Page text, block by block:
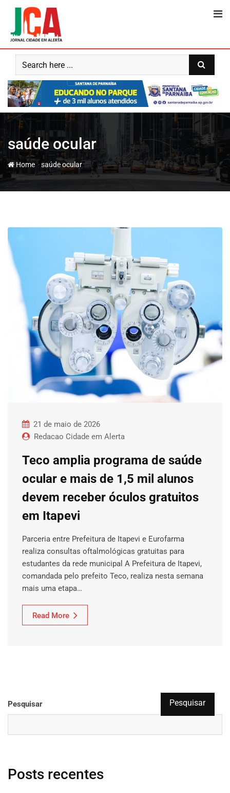
content
saúde ocular
Home-saúde ocular
21 de maio de 2026
Redacao Cidade em Alerta
Teco amplia programa de saúde
ocular e mais de 1,5 mil alunos
devem receber óculos gratuitos
em Itapevi
Parceria entre Prefeitura de Itapevi e Eurofarma
realiza consultas oftalmológicas gratuitas para
estudantes da rede municipal A Prefeitura de Itapevi,
comandada pelo prefeito Teco, realiza nesta semana
mais uma etapa…
Read More
Pesquisar Pesquisar
Posts recentes